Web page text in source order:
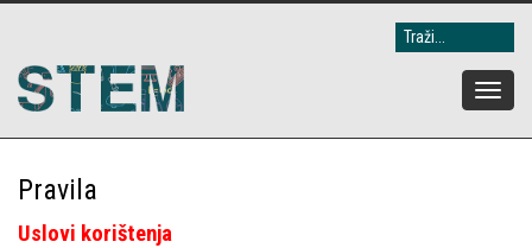
Toggle
Pravila
Uslovi korištenja